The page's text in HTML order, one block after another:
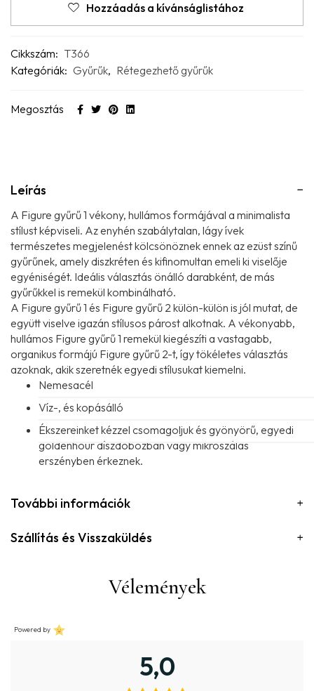
Hozzáadás a kívánságlistához
Cikkszám: T366
Kategóriák: Gyűrűk, Rétegezhető gyűrűk
Megosztás
Leírás
A Figure gyűrű 1 vékony, hullámos formájával a minimalista
stílust képviseli. Az enyhén szabálytalan, lágy ívek
természetes megjelenést kölcsönöznek ennek az ezüst színű
gyűrűnek, amely diszkréten és kifinomultan emeli ki viselője
egyéniségét. Ideális választás önálló darabként, de más
gyűrűkkel is remekül kombinálható.
A Figure gyűrű 1 és Figure gyűrű 2 külön-külön is jól mutat, de
együtt viselve igazán stílusos párost alkotnak. A vékonyabb,
hullámos Figure gyűrű 1 remekül kiegészíti a vastagabb,
organikus formájú Figure gyűrű 2-t, így tökéletes választás
azoknak, akik szeretnék egyedi stílusukat kiemelni.
Nemesacél
Víz-, és kopásálló
Ékszereinket kézzel csomagoljuk és gyönyörű, egyedi
goldenhour díszdobozban vagy mikroszálas
erszényben érkeznek.
További információk
Szállítás és Visszaküldés
Vélemények
Powered by
5,0